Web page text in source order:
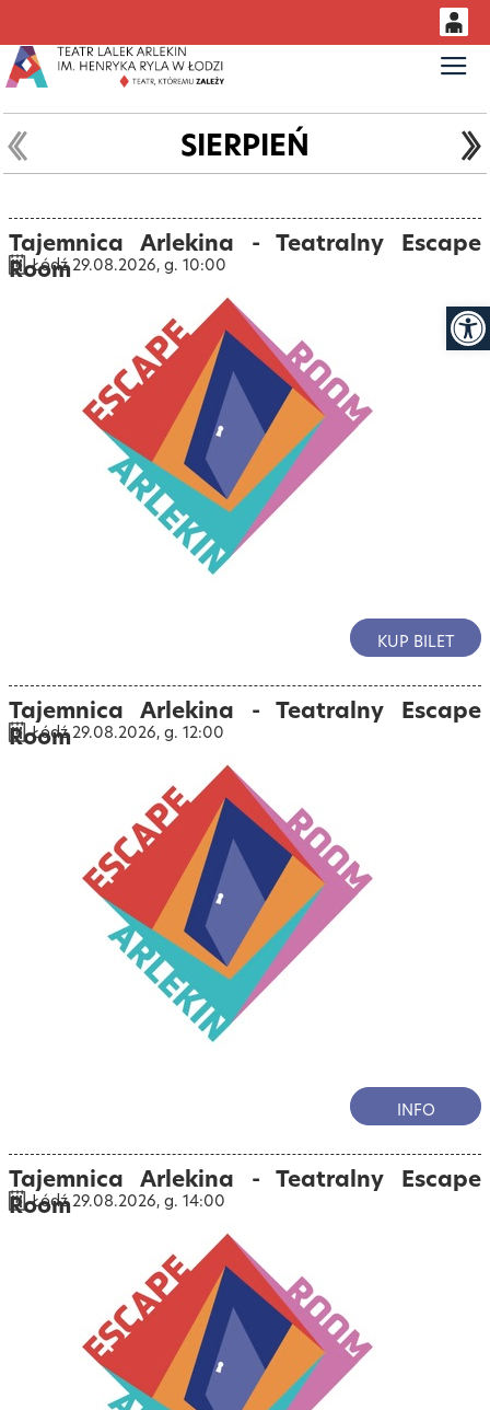
<'
0,00
SIERPIEŃ
Tajemnica Arlekina - Teatralny Escape
Room
Łódź 29.08.2026, g. 10:00
KUP BILET
Tajemnica Arlekina - Teatralny Escape
Room
Łódź 29.08.2026, g. 12:00
INFO
Tajemnica Arlekina - Teatralny Escape
Room
Łódź 29.08.2026, g. 14:00